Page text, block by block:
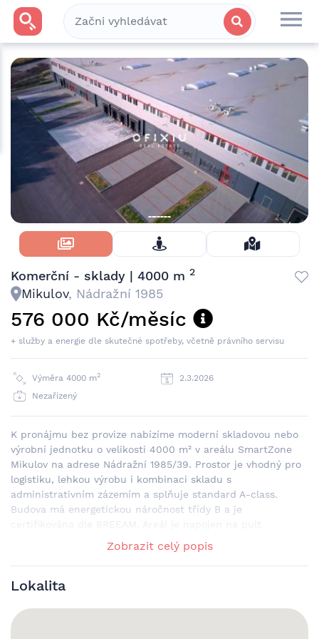
Skrýt Fotky
Komerční - sklady | 4000 m 2
Mikulov, Nádražní 1985
576 000 Kč/měsíc
+ služby a energie dle skutečné spotřeby, včetně právního servisu
Výměra 4000 m2
2.3.2026
Nezařízený
K pronájmu bez provize nabízíme moderní skladovou nebo
výrobní jednotku o velikosti 4000 m² v areálu SmartZone
Mikulov na adrese Nádražní 1985/39. Prostor je vhodný pro
logistiku, lehkou výrobu i kombinaci skladu s
administrativním zázemím a splňuje standard A-class.
Budova má energetickou náročnost třídy B a je
centrální ochrany, je vybaven sprinklery, EPS a EZS a
umožňuje jak přímé vjezdy, tak nakládku přes rampy. Světlá
výška haly dosahuje až 8 metrů (v rámci areálu jsou k
dispozici i jednotky s výškou 6 nebo 12 metrů) a nosnost
konkrétní jednotky. Podlaha je betonová s protiprašnou
úpravou. Hala je vybavena sekčními vraty s integrovanými
Zobrazit celý popis
Lokalita